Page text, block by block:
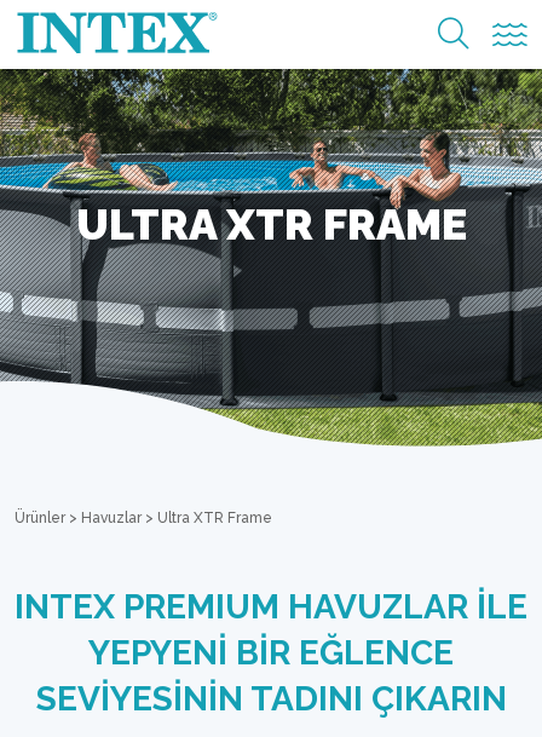
ULTRA XTR FRAME
Ürünler> Havuzlar> Ultra XTR Frame
INTEX PREMIUM HAVUZLAR İLE
YEPYENİ BİR EĞLENCE
SEVİYESİNİN TADINI ÇIKARIN